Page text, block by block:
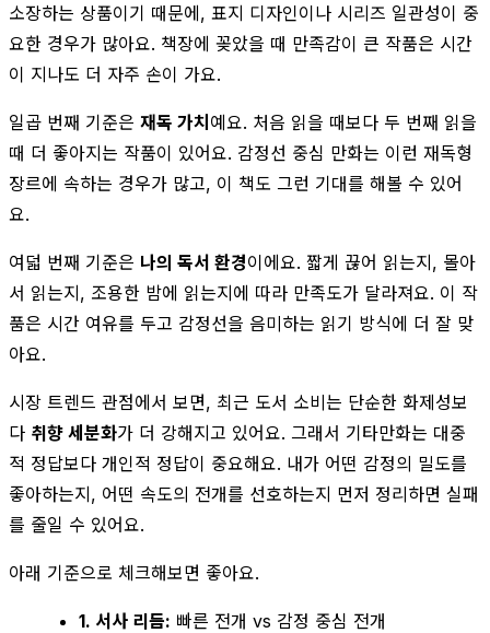
소장하는 상품이기 때문에, 표지 디자인이나 시리즈 일관성이 중
요한 경우가 많아요. 책장에 꽂았을 때 만족감이 큰 작품은 시간
이 지나도 더 자주 손이 가요.
일곱 번째 기준은 재독 가치예요. 처음 읽을 때보다 두 번째 읽을
때 더 좋아지는 작품이 있어요. 감정선 중심 만화는 이런 재독형
장르에 속하는 경우가 많고, 이 책도 그런 기대를 해볼 수 있어
요.
여덟 번째 기준은 나의 독서 환경이에요. 짧게 끊어 읽는지, 몰아
서 읽는지, 조용한 밤에 읽는지에 따라 만족도가 달라져요. 이 작
품은 시간 여유를 두고 감정선을 음미하는 읽기 방식에 더 잘 맞
아요.
시장 트렌드 관점에서 보면, 최근 도서 소비는 단순한 화제성보
다 취향 세분화가 더 강해지고 있어요. 그래서 기타만화는 대중
적 정답보다 개인적 정답이 중요해요. 내가 어떤 감정의 밀도를
좋아하는지, 어떤 속도의 전개를 선호하는지 먼저 정리하면 실패
를 줄일 수 있어요.
아래 기준으로 체크해보면 좋아요.
1. 서사 리듬: 빠른 전개 vs 감정 중심 전개